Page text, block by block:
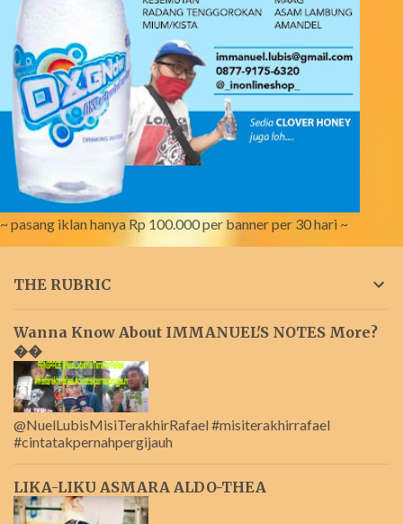
~ pasang iklan hanya Rp 100.000 per banner per 30 hari ~
THE RUBRIC
Wanna Know About IMMANUEL'S NOTES More?
��
@NuelLubisMisiTerakhirRafael #misiterakhirrafael
#cintatakpernahpergijauh
LIKA-LIKU ASMARA ALDO-THEA